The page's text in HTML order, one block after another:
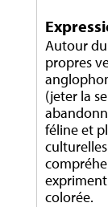
Autour
propres
(jeter la
féline et
colorée.